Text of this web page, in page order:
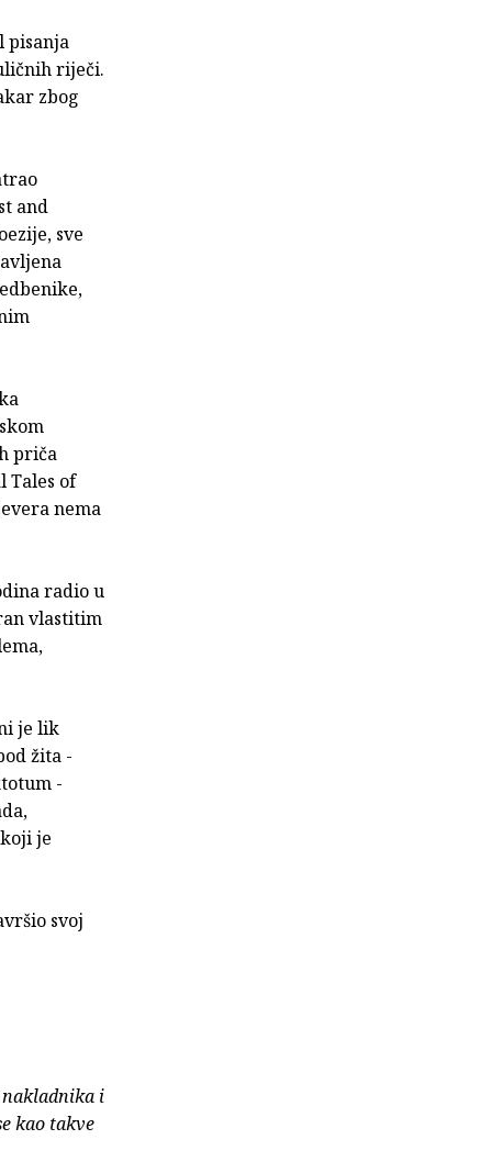
pisanja
riječi.
zbog
and
sve
priča
Tales of
nema
radio u
vlastitim
je lik
žita -
-
je
svoj
i
kao takve